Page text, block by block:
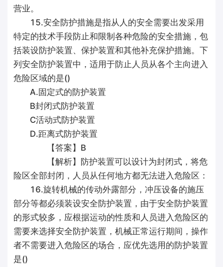
营业。
15.安全防护措施是指从人的安全需要出发采用
特定的技术手段防止和限制各种危险的安全措施，包
括装设防护装置、保护装置和其他补充保护措施。下
列安全防护装置中，适用于防止人员从各个主向进入
危险区域的是()
A.固定式的防护装置
B封闭式防护装置
C活动式防护装置
D.距离式防护装置
【答案】B
【解析】防护装置可以设计为封闭式，将危
险区全部封闭，人员从任何地方都无法进入危险区：
16.旋转机械的传动外露部分，冲压设备的施压
部分等都必须装设安全防护装置，由于安全防护装置
的形式较多，应根据运动的性质和人员进入危险区的
需要来选择安全防护装置，机械正常运行期间，操作
者不需要进入危险区的场合，应优先选用的防护装置
是()